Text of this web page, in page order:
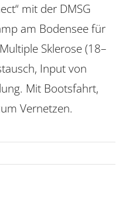
mit der DMSG
am Bodensee für
Sklerose (18–
Input von
Mit Bootsfahrt,
Vernetzen.